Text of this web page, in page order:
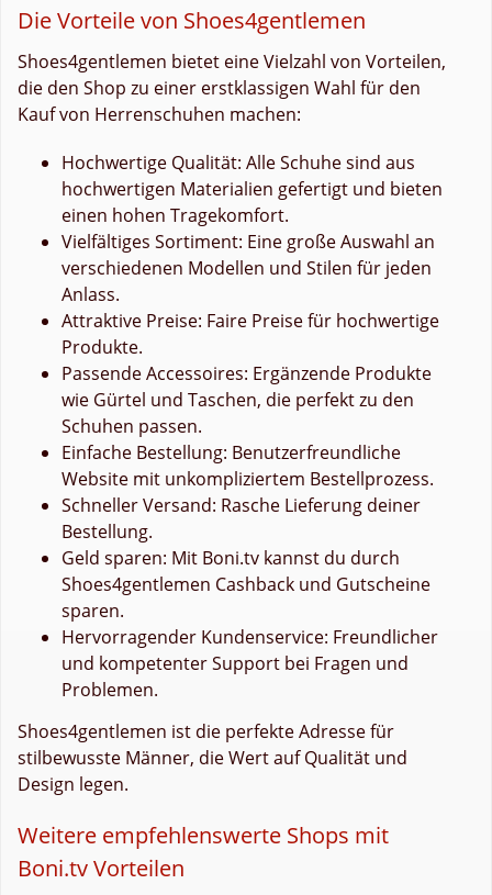
Die Vorteile von Shoes4gentlemen
Shoes4gentlemen bietet eine Vielzahl von Vorteilen,
die den Shop zu einer erstklassigen Wahl für den
Kauf von Herrenschuhen machen:
Hochwertige Qualität: Alle Schuhe sind aus
hochwertigen Materialien gefertigt und bieten
einen hohen Tragekomfort.
Vielfältiges Sortiment: Eine große Auswahl an
verschiedenen Modellen und Stilen für jeden
Anlass.
Attraktive Preise: Faire Preise für hochwertige
Produkte.
Passende Accessoires: Ergänzende Produkte
wie Gürtel und Taschen, die perfekt zu den
Schuhen passen.
Einfache Bestellung: Benutzerfreundliche
Website mit unkompliziertem Bestellprozess.
Schneller Versand: Rasche Lieferung deiner
Bestellung.
Geld sparen: Mit Boni.tv kannst du durch
Shoes4gentlemen Cashback und Gutscheine
sparen.
Hervorragender Kundenservice: Freundlicher
und kompetenter Support bei Fragen und
Problemen.
Shoes4gentlemen ist die perfekte Adresse für
stilbewusste Männer, die Wert auf Qualität und
Design legen.
Weitere empfehlenswerte Shops mit
Boni.tv Vorteilen